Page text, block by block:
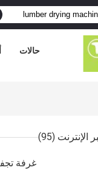
حالات
(95)
غرفة